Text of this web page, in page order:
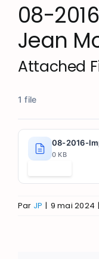
08-
Jean
Attached
1 file
08-2016-
0 KB
Par JP | 9 mai 2024 |